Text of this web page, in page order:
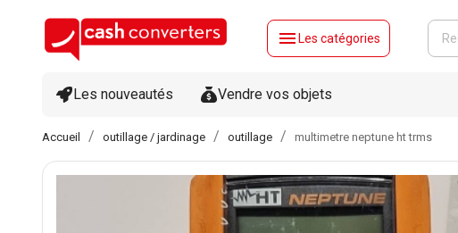
menu Les catégories
Les nouveautés Vendre vos objets
Accueil outillage / jardinage outillage multimetre neptune ht trms